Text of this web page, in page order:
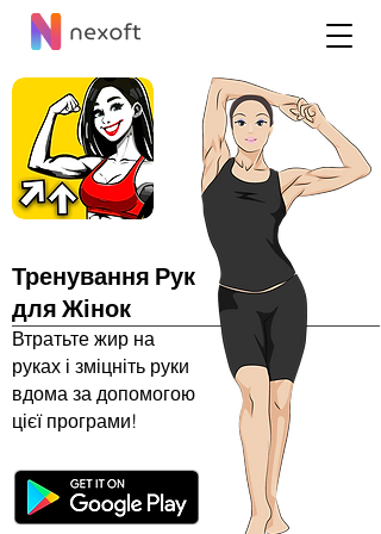
Втратьте жир на
руках і зміцніть руки
вдома за допомогою
цієї програми!
Тренування Рук
для Жінок